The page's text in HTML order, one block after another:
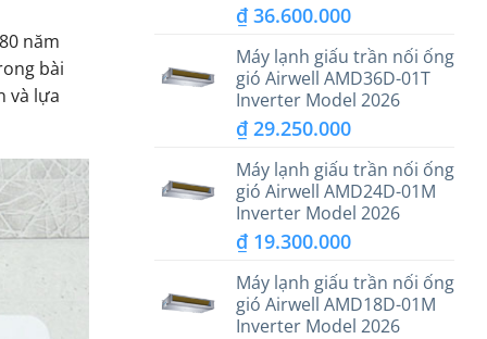
năm
bài
và lựa
₫ 36.600.000
Máy lạnh giấu trần nối ống
gió Airwell AMD36D-01T
Inverter Model 2026
₫ 29.250.000
Máy lạnh giấu trần nối ống
gió Airwell AMD24D-01M
Inverter Model 2026
₫ 19.300.000
Máy lạnh giấu trần nối ống
gió Airwell AMD18D-01M
Inverter Model 2026